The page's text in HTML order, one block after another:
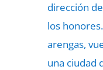
dirección
los
arengas,
una ciudad